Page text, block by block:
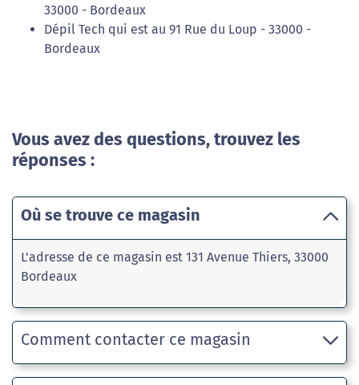
33000 - Bordeaux
Dépil Tech qui est au 91 Rue du Loup - 33000 -
Bordeaux
Vous avez des questions, trouvez les
réponses :
Où se trouve ce magasin
L'adresse de ce magasin est 131 Avenue Thiers, 33000
Bordeaux
Comment contacter ce magasin